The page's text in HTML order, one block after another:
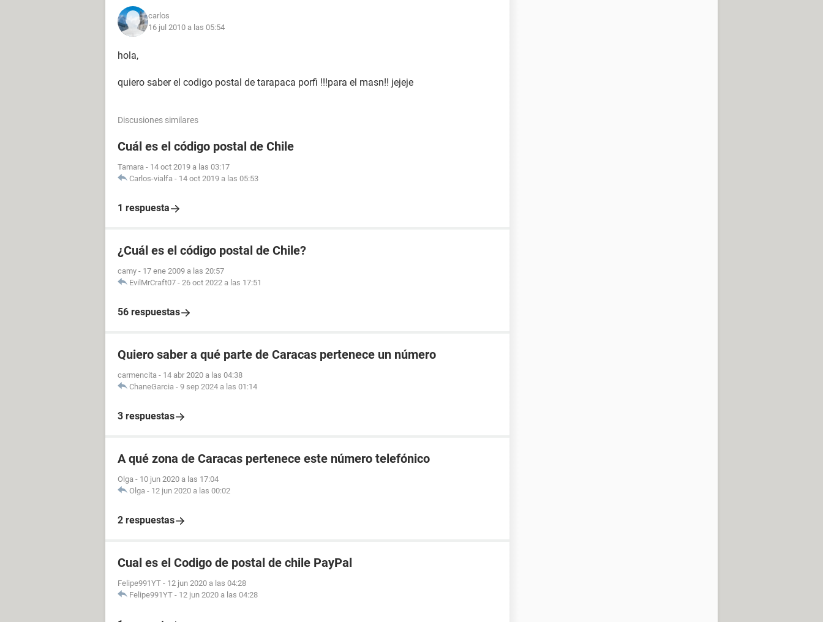
carlos
16 jul 2010 a las 05:54
hola,
quiero saber el codigo postal de tarapaca porfi !!!para el masn!! jejeje
Discusiones similares
Cuál es el código postal de Chile
Tamara - 14 oct 2019 a las 03:17
Carlos-vialfa - 14 oct 2019 a las 05:53
1 respuesta
¿Cuál es el código postal de Chile?
camy - 17 ene 2009 a las 20:57
EvilMrCraft07 - 26 oct 2022 a las 17:51
56 respuestas
Quiero saber a qué parte de Caracas pertenece un número
carmencita - 14 abr 2020 a las 04:38
ChaneGarcia - 9 sep 2024 a las 01:14
3 respuestas
A qué zona de Caracas pertenece este número telefónico
Olga - 10 jun 2020 a las 17:04
Olga - 12 jun 2020 a las 00:02
2 respuestas
Cual es el Codigo de postal de chile PayPal
Felipe991YT - 12 jun 2020 a las 04:28
Felipe991YT - 12 jun 2020 a las 04:28